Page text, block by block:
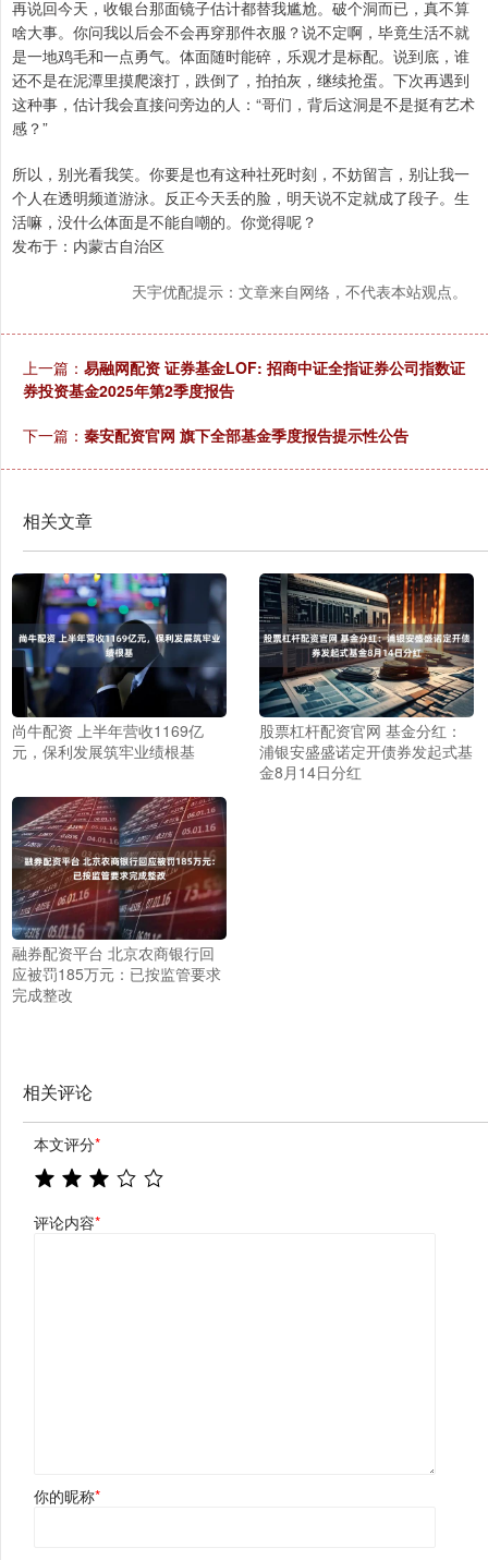
再说回今天，收银台那面镜子估计都替我尴尬。破个洞而已，真不算
啥大事。你问我以后会不会再穿那件衣服？说不定啊，毕竟生活不就
是一地鸡毛和一点勇气。体面随时能碎，乐观才是标配。说到底，谁
还不是在泥潭里摸爬滚打，跌倒了，拍拍灰，继续抢蛋。下次再遇到
这种事，估计我会直接问旁边的人：“哥们，背后这洞是不是挺有艺术
感？”
所以，别光看我笑。你要是也有这种社死时刻，不妨留言，别让我一
个人在透明频道游泳。反正今天丢的脸，明天说不定就成了段子。生
活嘛，没什么体面是不能自嘲的。你觉得呢？
发布于：内蒙古自治区
天宇优配提示：文章来自网络，不代表本站观点。
上一篇： 易融网配资 证券基金LOF: 招商中证全指证券公司指数证
券投资基金2025年第2季度报告
下一篇： 秦安配资官网 旗下全部基金季度报告提示性公告
相关文章
尚牛配资 上半年营收1169亿
元，保利发展筑牢业绩根基
股票杠杆配资官网 基金分红：
浦银安盛盛诺定开债券发起式基
金8月14日分红
融券配资平台 北京农商银行回
应被罚185万元：已按监管要求
完成整改
相关评论
本文评分*
评论内容*
你的昵称*